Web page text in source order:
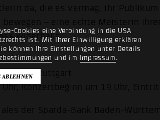
Cookies eine Verbindung in die USA
ist. Mit Ihrer Einwilligung erklären
können Ihre Einstellungen unter Details
und im Impressum.
da, die es vermag, ihr
bewegen – eine echte Meisterin
widerhallt.
70173 Stuttgart
Konzertbeginn um 19 Uhr,
der Sparda-Bank Baden-